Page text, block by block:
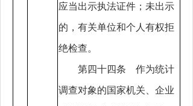
应当出示执法证件；未出示
的，有关单位和个人有权拒
绝检查。
第四十四条 作为统计
调查对象的国家机关、企业